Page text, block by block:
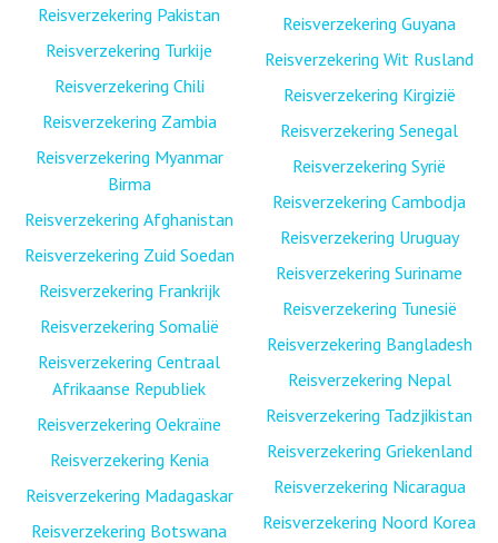
Reisverzekering Pakistan
Reisverzekering Turkije
Reisverzekering Chili
Reisverzekering Zambia
Reisverzekering Myanmar
Birma
Reisverzekering Afghanistan
Reisverzekering Zuid Soedan
Reisverzekering Frankrijk
Reisverzekering Somalië
Reisverzekering Centraal
Afrikaanse Republiek
Reisverzekering Oekraïne
Reisverzekering Kenia
Reisverzekering Madagaskar
Reisverzekering Botswana
Reisverzekering Guyana
Reisverzekering Wit Rusland
Reisverzekering Kirgizië
Reisverzekering Senegal
Reisverzekering Syrië
Reisverzekering Cambodja
Reisverzekering Uruguay
Reisverzekering Suriname
Reisverzekering Tunesië
Reisverzekering Bangladesh
Reisverzekering Nepal
Reisverzekering Tadzjikistan
Reisverzekering Griekenland
Reisverzekering Nicaragua
Reisverzekering Noord Korea